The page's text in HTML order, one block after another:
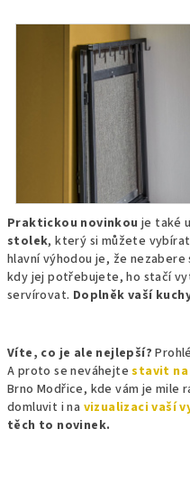
Praktickou novinkou je také
stolek, který si můžete
hlavní výhodou je, že
kdy jej potřebujete, ho stačí
servírovat. Doplněk vaší
Víte, co je ale nejlepší?
A proto se neváhejtestavit na
Brno Modřice, kde vám je mile
domluvit i na vizualizaci vaší
těch to novinek.